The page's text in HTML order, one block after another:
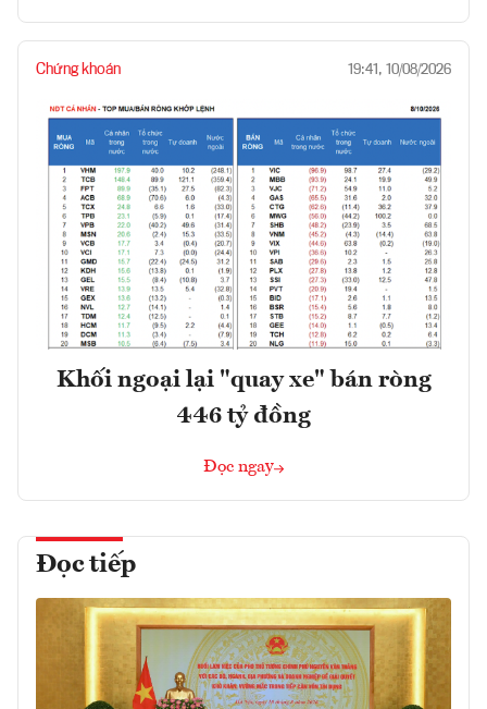
Chứng khoán 19:41, 10/08/2026
Khối ngoại lại "quay xe" bán ròng
446 tỷ đồng
Đọc ngay
Đọc tiếp